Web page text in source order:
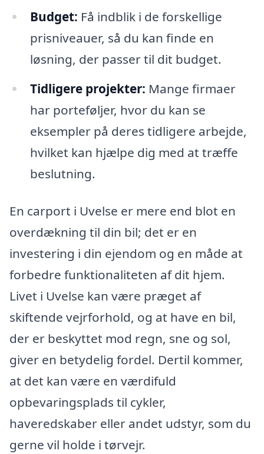
Budget: Få indblik i de forskellige
prisniveauer, så du kan finde en
løsning, der passer til dit budget.
Tidligere projekter: Mange firmaer
har porteføljer, hvor du kan se
eksempler på deres tidligere arbejde,
hvilket kan hjælpe dig med at træffe
beslutning.
En carport i Uvelse er mere end blot en
overdækning til din bil; det er en
investering i din ejendom og en måde at
forbedre funktionaliteten af dit hjem.
Livet i Uvelse kan være præget af
skiftende vejrforhold, og at have en bil,
der er beskyttet mod regn, sne og sol,
giver en betydelig fordel. Dertil kommer,
at det kan være en værdifuld
opbevaringsplads til cykler,
haveredskaber eller andet udstyr, som du
gerne vil holde i tørvejr.